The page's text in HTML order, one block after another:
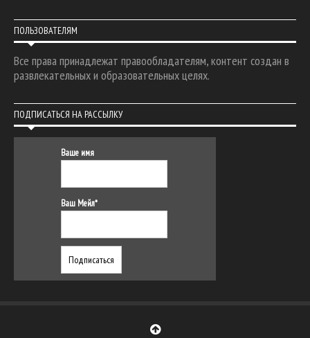
ПОЛЬЗОВАТЕЛЯМ
Все права принадлежат правообладателям, контент создан в
развлекательных и образовательных целях.
ПОДПИСАТЬСЯ НА РАССЫЛКУ
Ваше имя
Ваш Мейл*